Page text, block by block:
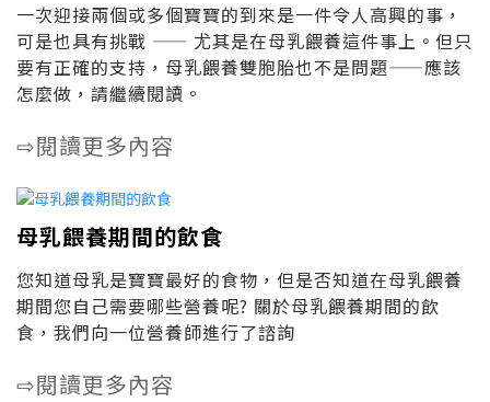
一次迎接兩個或多個寶寶的到來是一件令人高興的事，
可是也具有挑戰 —— 尤其是在母乳餵養這件事上。但只
要有正確的支持，母乳餵養雙胞胎也不是問題——應該
怎麼做，請繼續閱讀。
⇨閱讀更多內容
母乳餵養期間的飲食
您知道母乳是寶寶最好的食物，但是否知道在母乳餵養
期間您自己需要哪些營養呢? 關於母乳餵養期間的飲
食，我們向一位營養師進行了諮詢
⇨閱讀更多內容